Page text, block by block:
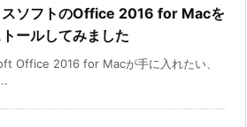
スソフトのOffice 2016 for Macを
ールしてみました
Office 2016 for Macが手に入れたい、